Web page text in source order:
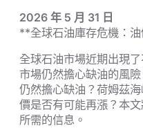
2026 年 5 月 31 日
**全球石油庫存危機：
全球石油市場近期出現
市場仍然擔心缺油的風
仍然擔心缺油？荷姆茲
價是否有可能再漲？本
所需的信息。